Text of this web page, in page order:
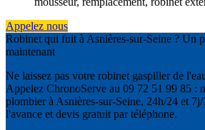
Appelez nous
Robinet qui fuit à Asnières-sur-Seine ? Un
maintenant
Ne laissez pas votre robinet gaspiller de
Appelez ChronoServe au 09 72 51 99 85 :
plombier à Asnières-sur-Seine, 24h/24 et
l'avance et devis gratuit par téléphone.